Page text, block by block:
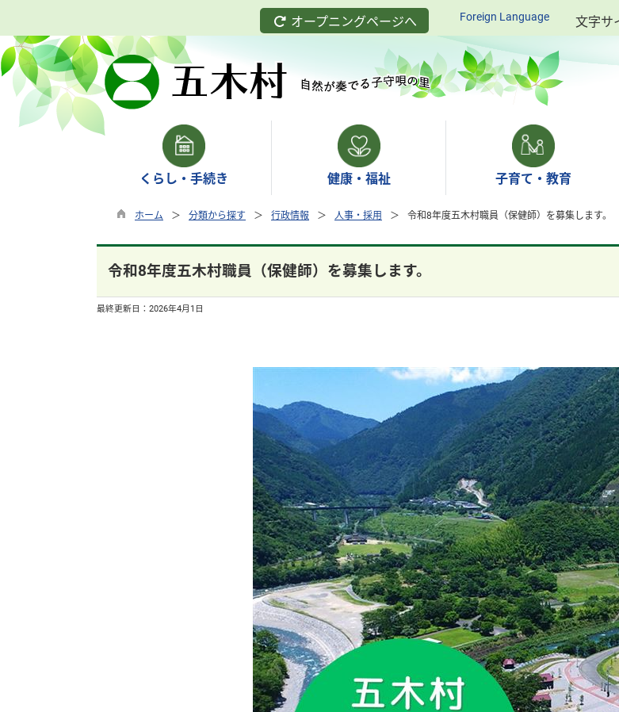
オープニングページへ Foreign Language 文字サ
くらし・手続き 健康・福祉 子育て・教育
ホーム 分類から探す 行政情報 人事・採用 令和8年度五木村職員（保健師）を募集します。
令和8年度五木村職員（保健師）を募集します。
最終更新日： 2026年4月1日